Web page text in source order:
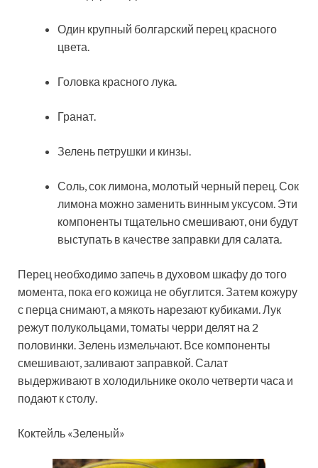
Один крупный болгарский перец красного
цвета.
Головка красного лука.
Гранат.
Зелень петрушки и кинзы.
Соль, сок лимона, молотый черный перец. Сок
лимона можно заменить винным уксусом. Эти
компоненты тщательно смешивают, они будут
выступать в качестве заправки для салата.
Перец необходимо запечь в духовом шкафу до того
момента, пока его кожица не обуглится. Затем кожуру
с перца снимают, а мякоть нарезают кубиками. Лук
режут полукольцами, томаты черри делят на 2
половинки. Зелень измельчают. Все компоненты
смешивают, заливают заправкой. Салат
выдерживают в холодильнике около четверти часа и
подают к столу.
Коктейль «Зеленый»